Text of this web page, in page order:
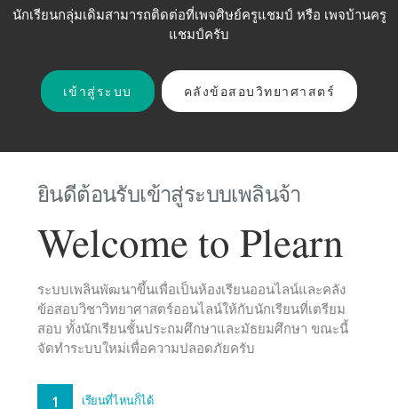
นักเรียนกลุ่มเดิมสามารถติดต่อที่เพจศิษย์ครูแชมป์ หรือ เพจบ้านครู
แชมป์ครับ
เข้าสู่ระบบ คลังข้อสอบวิทยาศาสตร์
ยินดีต้อนรับเข้าสู่ระบบเพลินจ้า
Welcome to Plearn
ระบบเพลินพัฒนาขึ้นเพื่อเป็นห้องเรียนออนไลน์และคลัง
ข้อสอบวิชาวิทยาศาสตร์ออนไลน์ให้กับนักเรียนที่เตรียม
สอบ ทั้งนักเรียนชั้นประถมศึกษาและมัธยมศึกษา ขณะนี้
จัดทำระบบใหม่เพื่อความปลอดภัยครับ
1 เรียนที่ไหนก็ได้